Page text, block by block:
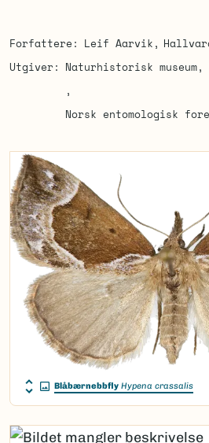
Forfattere Leif Aarvik
Utgiver
Naturhistorisk
Norsk entomologisk
Blåbærnebbfly Hypena crassalis